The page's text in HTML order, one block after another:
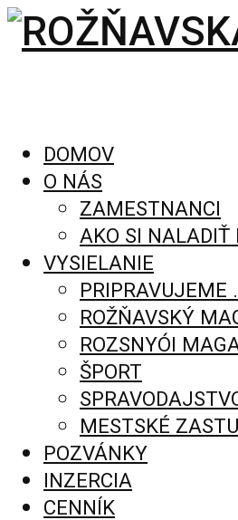
DOMOV
O NÁS
ZAMESTNANCI
AKO SI NALADIŤ
VYSIELANIE
PRIPRAVUJEME
ROŽŇAVSKÝ
ROZSNYÓI
ŠPORT
MESTSKÉ
POZVÁNKY
INZERCIA
CENNÍK